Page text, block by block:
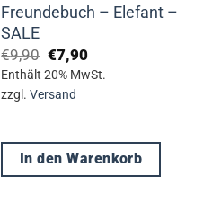
Freundebuch – Elefant –
SALE
€9,90 Ursprünglicher
Preis
war:
€9,90
€7,90Aktueller
Preis
ist:
Enthält 20% MwSt.
zzgl.Versand
In den Warenkorb